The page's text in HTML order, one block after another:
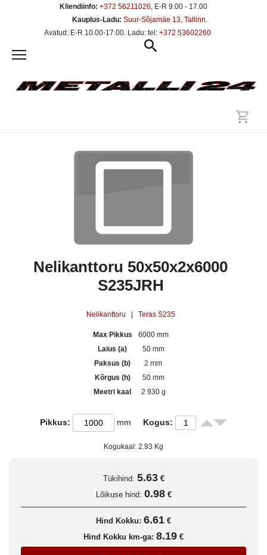
Kliendiinfo: +372 56211026, E-R 9.00 - 17.00
Kauplus-Ladu: Suur-Sõjamäe 13, Tallinn.
Avatud: E-R 10.00-17.00. Ladu: tel: +372 53602260
Nelikanttoru 50x50x2x6000
S235JRH
Nelikanttoru Teras S235
Max Pikkus
6000 mm
Laius (a)
50 mm
Paksus (b)
2 mm
Kõrgus (h)
50 mm
Meetri kaal
2 930 g
Pikkus: mm Kogus:
Kogukaal: 2.93 Kg
Tükihind: 5.63 €
Lõikuse hind: 0.98 €
Hind Kokku: 6.61 €
Hind Kokku km-ga: 8.19 €